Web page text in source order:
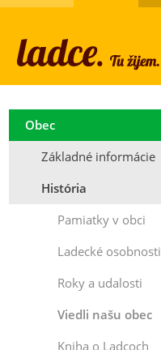
Obec
Základné informácie
História
Pamiatky v obci
Ladecké osobnosti
Roky a udalosti
Viedli našu obec
Kniha o Ladcoch